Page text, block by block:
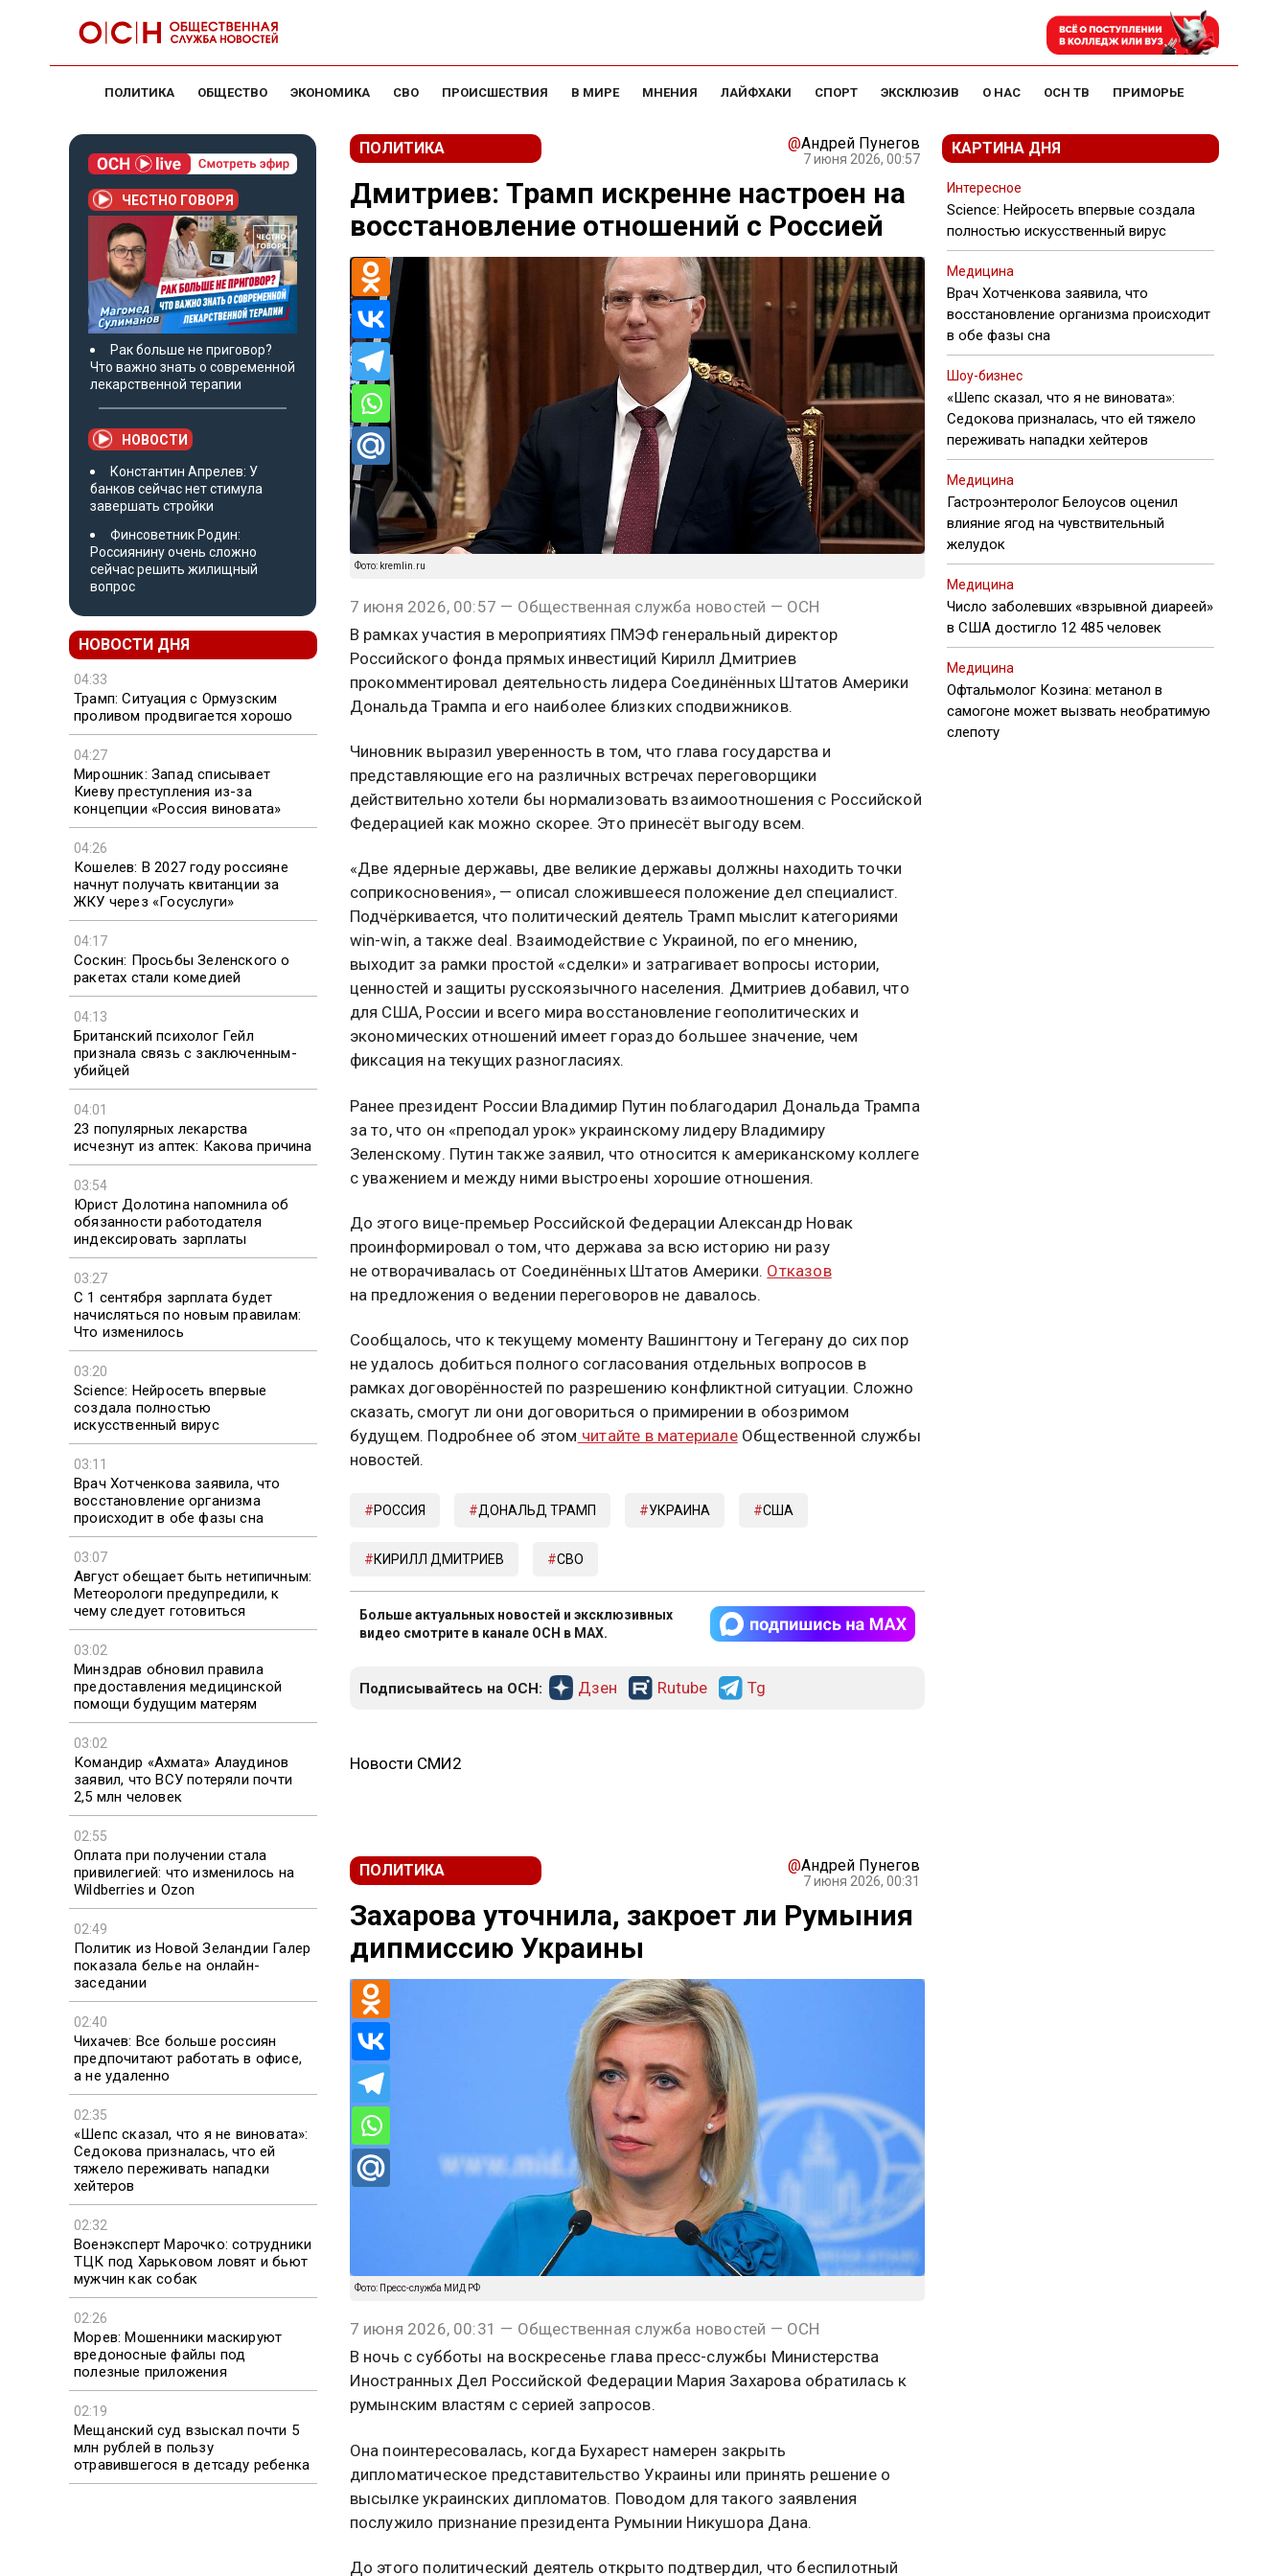
ПОЛИТИКА ОБЩЕСТВО ЭКОНОМИКА СВО ПРОИСШЕСТВИЯ В МИРЕ МНЕНИЯ ЛАЙФХАКИ СПОРТ ЭКСКЛЮЗИВ О НАС ОСН ТВ ПРИМОРЬЕ
ЧЕСТНО ГОВОРЯ
Рак больше не приговор?
Что важно знать о современной
лекарственной терапии
НОВОСТИ
Константин Апрелев: У
банков сейчас нет стимула
завершать стройки
Финсоветник Родин:
Россиянину очень сложно
сейчас решить жилищный
вопрос
НОВОСТИ ДНЯ
04:33
Трамп: Ситуация с Ормузским
проливом продвигается хорошо
04:27
Мирошник: Запад списывает
Киеву преступления из-за
концепции «Россия виновата»
04:26
Кошелев: В 2027 году россияне
начнут получать квитанции за
ЖКУ через «Госуслуги»
04:17
Соскин: Просьбы Зеленского о
ракетах стали комедией
04:13
Британский психолог Гейл
признала связь с заключенным-
убийцей
04:01
23 популярных лекарства
исчезнут из аптек: Какова причина
03:54
Юрист Долотина напомнила об
обязанности работодателя
индексировать зарплаты
03:27
С 1 сентября зарплата будет
начисляться по новым правилам:
Что изменилось
03:20
Science: Нейросеть впервые
создала полностью
искусственный вирус
03:11
Врач Хотченкова заявила, что
восстановление организма
происходит в обе фазы сна
03:07
Август обещает быть нетипичным:
Метеорологи предупредили, к
чему следует готовиться
03:02
Минздрав обновил правила
предоставления медицинской
помощи будущим матерям
03:02
Командир «Ахмата» Алаудинов
заявил, что ВСУ потеряли почти
2,5 млн человек
02:55
Оплата при получении стала
привилегией: что изменилось на
Wildberries и Ozon
02:49
Политик из Новой Зеландии Галер
показала белье на онлайн-
заседании
02:40
Чихачев: Все больше россиян
предпочитают работать в офисе,
а не удаленно
02:35
«Шепс сказал, что я не виновата»:
Седокова призналась, что ей
тяжело переживать нападки
хейтеров
02:32
Военэксперт Марочко: сотрудники
ТЦК под Харьковом ловят и бьют
мужчин как собак
02:26
Морев: Мошенники маскируют
вредоносные файлы под
полезные приложения
02:19
Мещанский суд взыскал почти 5
млн рублей в пользу
отравившегося в детсаду ребенка
ПОЛИТИКА @Андрей Пунегов
7 июня 2026, 00:57
Дмитриев: Трамп искренне настроен на
восстановление отношений с Россией
Фото: kremlin.ru
7 июня 2026, 00:57 — Общественная служба новостей — ОСН
В рамках участия в мероприятиях ПМЭФ генеральный директор
Российского фонда прямых инвестиций Кирилл Дмитриев
прокомментировал деятельность лидера Соединённых Штатов Америки
Дональда Трампа и его наиболее близких сподвижников.
Чиновник выразил уверенность в том, что глава государства и
представляющие его на различных встречах переговорщики
действительно хотели бы нормализовать взаимоотношения с Российской
Федерацией как можно скорее. Это принесёт выгоду всем.
«Две ядерные державы, две великие державы должны находить точки
соприкосновения», — описал сложившееся положение дел специалист.
Подчёркивается, что политический деятель Трамп мыслит категориями
win-win, а также deal. Взаимодействие с Украиной, по его мнению,
выходит за рамки простой «сделки» и затрагивает вопросы истории,
ценностей и защиты русскоязычного населения. Дмитриев добавил, что
для США, России и всего мира восстановление геополитических и
экономических отношений имеет гораздо большее значение, чем
фиксация на текущих разногласиях.
Ранее президент России Владимир Путин поблагодарил Дональда Трампа
за то, что он «преподал урок» украинскому лидеру Владимиру
Зеленскому. Путин также заявил, что относится к американскому коллеге
с уважением и между ними выстроены хорошие отношения.
До этого вице-премьер Российской Федерации Александр Новак
проинформировал о том, что держава за всю историю ни разу
не отворачивалась от Соединённых Штатов Америки. Отказов
на предложения о ведении переговоров не давалось.
Сообщалось, что к текущему моменту Вашингтону и Тегерану до сих пор
не удалось добиться полного согласования отдельных вопросов в
рамках договорённостей по разрешению конфликтной ситуации. Сложно
сказать, смогут ли они договориться о примирении в обозримом
будущем. Подробнее об этом читайте в материалеОбщественной службы
новостей.
РОССИЯ ДОНАЛЬД ТРАМП УКРАИНА США
КИРИЛЛ ДМИТРИЕВ СВО
Больше актуальных новостей и эксклюзивных
видео смотрите в канале ОСН в MAX.
Подписывайтесь на ОСН: Дзен Rutube Tg
Новости СМИ2
ПОЛИТИКА @Андрей Пунегов
7 июня 2026, 00:31
Захарова уточнила, закроет ли Румыния
дипмиссию Украины
Фото: Пресс-служба МИД РФ
7 июня 2026, 00:31 — Общественная служба новостей — ОСН
В ночь с субботы на воскресенье глава пресс-службы Министерства
Иностранных Дел Российской Федерации Мария Захарова обратилась к
румынским властям с серией запросов.
Она поинтересовалась, когда Бухарест намерен закрыть
дипломатическое представительство Украины или принять решение о
высылке украинских дипломатов. Поводом для такого заявления
послужило признание президента Румынии Никушора Дана.
До этого политический деятель открыто подтвердил, что беспилотный
КАРТИНА ДНЯ
Интересное
Science: Нейросеть впервые создала
полностью искусственный вирус
Медицина
Врач Хотченкова заявила, что
восстановление организма происходит
в обе фазы сна
Шоу-бизнес
«Шепс сказал, что я не виновата»:
Седокова призналась, что ей тяжело
переживать нападки хейтеров
Медицина
Гастроэнтеролог Белоусов оценил
влияние ягод на чувствительный
желудок
Медицина
Число заболевших «взрывной диареей»
в США достигло 12 485 человек
Медицина
Офтальмолог Козина: метанол в
самогоне может вызвать необратимую
слепоту